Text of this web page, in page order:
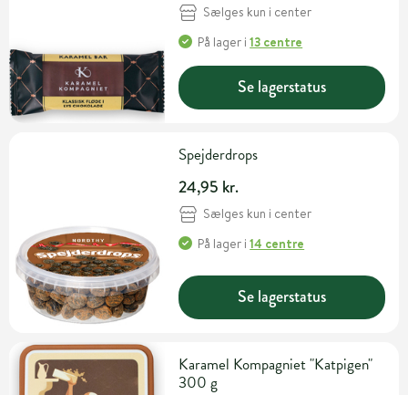
Sælges kun i center
På lager i13 centre
Se lagerstatus
Spejderdrops
24,95 kr.
Sælges kun i center
På lager i14 centre
Se lagerstatus
Karamel Kompagniet "Katpigen"
300 g